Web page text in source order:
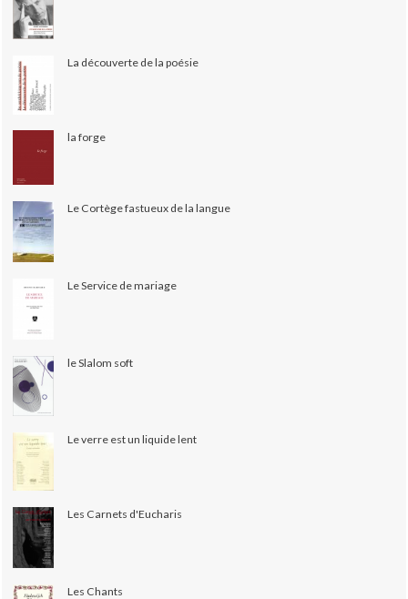
La découverte de la poésie
la forge
Le Cortège fastueux de la langue
Le Service de mariage
le Slalom soft
Le verre est un liquide lent
Les Carnets d'Eucharis
Les Chants